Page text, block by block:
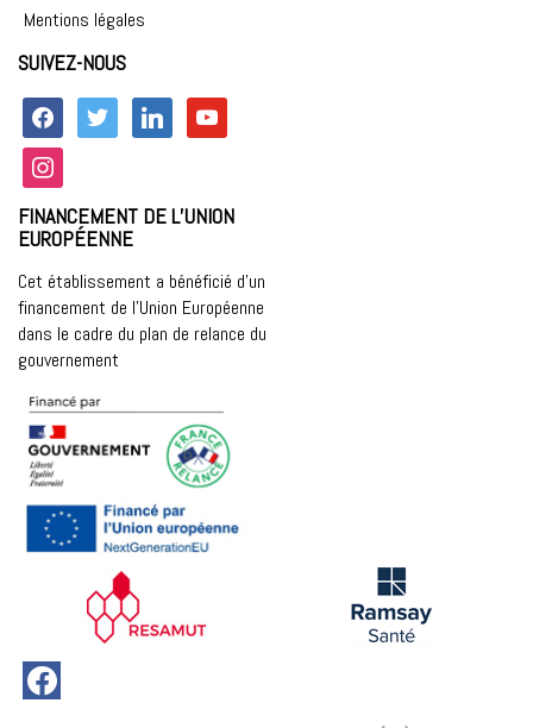
Mentions légales
SUIVEZ-NOUS
facebook twitter linkedin
youtube
instagram
FINANCEMENT DE L’UNION
EUROPÉENNE
Cet établissement a bénéficié d’un
financement de l’Union Européenne
dans le cadre du plan de relance du
gouvernement